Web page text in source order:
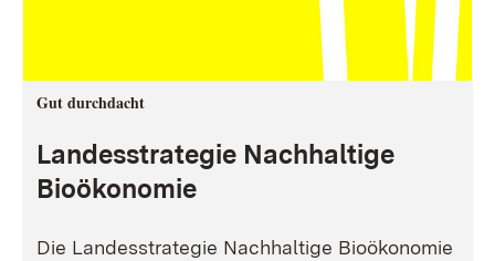
Gut durchdacht
Landesstrategie Nachhaltige
Bioökonomie
Die Landesstrategie Nachhaltige Bioökonomie